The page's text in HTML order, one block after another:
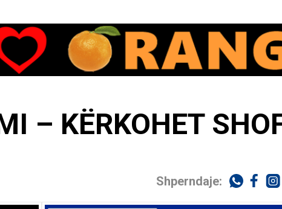
– KËRKOHET
Shperndaje: